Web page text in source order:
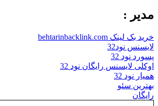
مدیر :
خرید بک لینک behtarinbacklink.com
لایسنس نود32
پسورد نود 32
اوکلی لایسنس رایگان نود 32
همیار نود 32
بهترین سئو
رایگان